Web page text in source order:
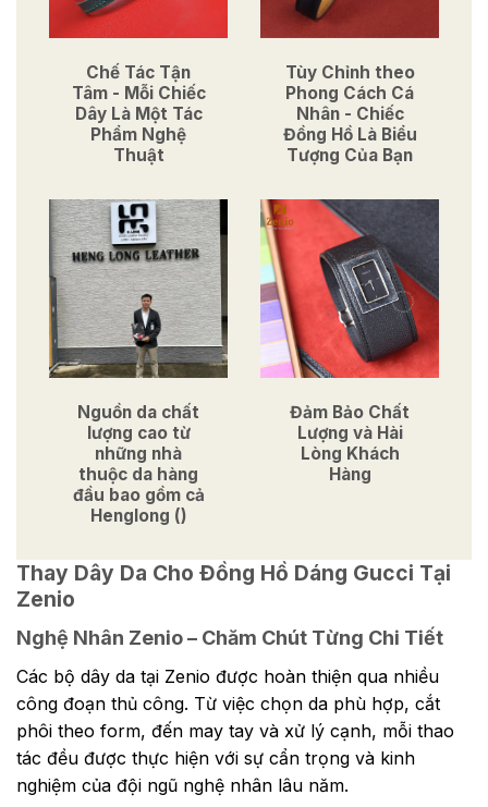
Chế Tác Tận
Tâm - Mỗi Chiếc
Dây Là Một Tác
Phẩm Nghệ
Thuật
Tùy Chỉnh theo
Phong Cách Cá
Nhân - Chiếc
Đồng Hồ Là Biểu
Tượng Của Bạn
Nguồn da chất
lượng cao từ
những nhà
thuộc da hàng
đầu bao gồm cả
Henglong ()
Đảm Bảo Chất
Lượng và Hài
Lòng Khách
Hàng
Thay Dây Da Cho Đồng Hồ Dáng Gucci Tại
Zenio
Nghệ Nhân Zenio – Chăm Chút Từng Chi Tiết
Các bộ dây da tại Zenio được hoàn thiện qua nhiều
công đoạn thủ công. Từ việc chọn da phù hợp, cắt
phôi theo form, đến may tay và xử lý cạnh, mỗi thao
tác đều được thực hiện với sự cẩn trọng và kinh
nghiệm của đội ngũ nghệ nhân lâu năm.